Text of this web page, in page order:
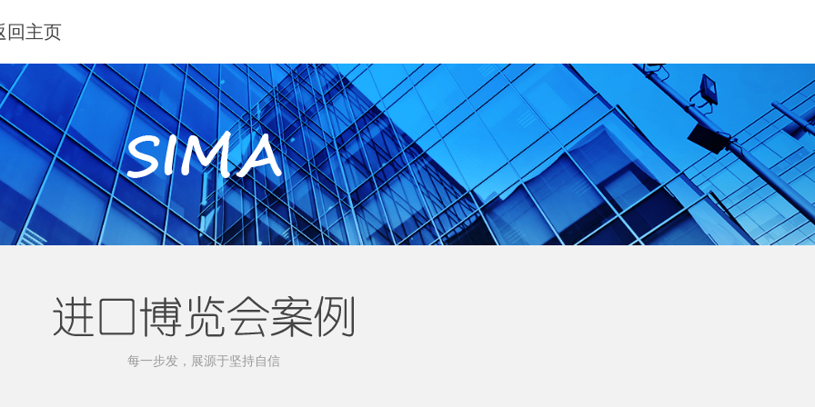
回主页
每一步发，展源于坚持自信